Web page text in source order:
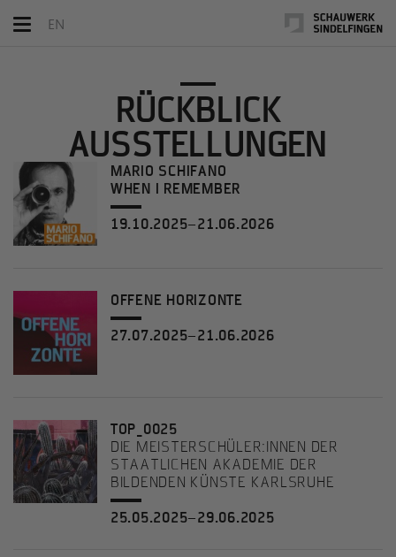
Toggle
EN
RÜCKBLICK
AUSSTELLUNGEN
MARIO SCHIFANO
WHEN I REMEMBER
19.10.2025–21.06.2026
OFFENE HORIZONTE
27.07.2025–21.06.2026
TOP_0025
DIE MEISTERSCHÜLER:INNEN DER
STAATLICHEN AKADEMIE DER
BILDENDEN KÜNSTE KARLSRUHE
25.05.2025–29.06.2025